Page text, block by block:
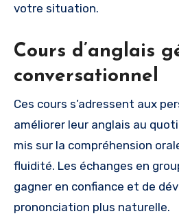
votre situation.
Cours d’anglais
conversationnel
Ces cours s’adressent aux
améliorer leur anglais au
mis sur la compréhension
fluidité. Les échanges en
gagner en confiance et de
prononciation plus naturelle.